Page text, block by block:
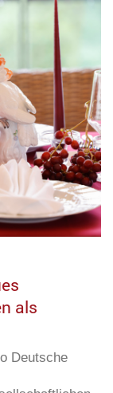
als
Deutsche